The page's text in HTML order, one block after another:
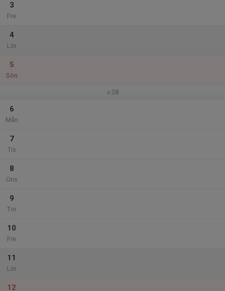
3
Fre
4
Lör
5
Sön
v.28
6
Mån
7
Tis
8
Ons
9
Tor
10
Fre
11
Lör
12